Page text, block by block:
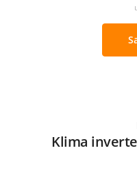
Klima